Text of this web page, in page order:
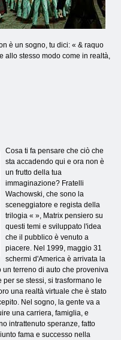
è un sogno, tu dici: « & raquo
allo stesso modo come in realtà,
Cosa ti fa pensare che ciò che
sta accadendo qui e ora non è
un frutto della tua
immaginazione? Fratelli
Wachowski, che sono la
sceneggiatore e regista della
trilogia « », Matrix pensiero su
questi temi e sviluppato l'idea
che il pubblico è venuto a
piacere. Nel 1999, maggio 31
schermi d'America è arrivata la
terreno di auto che proveniva
se stessi, si trasformano le
una realtà virtuale che è stato
Nel sogno, la gente va a
una carriera, famiglia, e
intrattenuto speranze, fatto
fama e successo nella